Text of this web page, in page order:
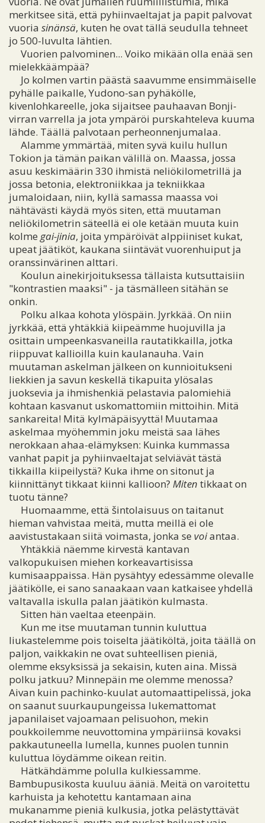
merkitsee sitä, että pyhiinvaeltajat ja papit palvovat
vuoria sinänsä, kuten he ovat tällä seudulla tehneet
jo 500-luvulta lähtien.
Vuorien palvominen... Voiko mikään olla enää sen
mielekkäämpää?
Jo kolmen vartin päästä saavumme ensimmäiselle
pyhälle paikalle, Yudono-san pyhäkölle,
kivenlohkareelle, joka sijaitsee pauhaavan Bonji-
virran varrella ja jota ympäröi purskahteleva kuuma
lähde. Täällä palvotaan perheonnenjumalaa.
Alamme ymmärtää, miten syvä kuilu hullun
Tokion ja tämän paikan välillä on. Maassa, jossa
asuu keskimäärin 330 ihmistä neliökilometrillä ja
jossa betonia, elektroniikkaa ja tekniikkaa
jumaloidaan, niin, kyllä samassa maassa voi
nähtävästi käydä myös siten, että muutaman
neliökilometrin säteellä ei ole ketään muuta kuin
kolme gai-jinia, joita ympäröivät alppiiniset kukat,
upeat jäätiköt, kaukana siintävät vuorenhuiput ja
oranssinvärinen alttari.
Koulun ainekirjoituksessa tällaista kutsuttaisiin
"kontrastien maaksi" - ja täsmälleen sitähän se
onkin.
Polku alkaa kohota ylöspäin. Jyrkkää. On niin
jyrkkää, että yhtäkkiä kiipeämme huojuvilla ja
osittain umpeenkasvaneilla rautatikkailla, jotka
riippuvat kallioilla kuin kaulanauha. Vain
muutaman askelman jälkeen on kunnioitukseni
liekkien ja savun keskellä tikapuita ylösalas
juoksevia ja ihmishenkiä pelastavia palomiehiä
kohtaan kasvanut uskomattomiin mittoihin. Mitä
sankareita! Mitä kylmäpäisyyttä! Muutamaa
askelmaa myöhemmin joku meistä saa lähes
nerokkaan ahaa-elämyksen: Kuinka kummassa
vanhat papit ja pyhiinvaeltajat selviävät tästä
tikkailla kiipeilystä? Kuka ihme on sitonut ja
kiinnittänyt tikkaat kiinni kallioon? Miten tikkaat on
tuotu tänne?
Huomaamme, että šintolaisuus on taitanut
hieman vahvistaa meitä, mutta meillä ei ole
aavistustakaan siitä voimasta, jonka se voiantaa.
Yhtäkkiä näemme kirvestä kantavan
valkopukuisen miehen korkeavartisissa
kumisaappaissa. Hän pysähtyy edessämme olevalle
jäätikölle, ei sano sanaakaan vaan katkaisee yhdellä
valtavalla iskulla palan jäätikön kulmasta.
Sitten hän vaeltaa eteenpäin.
Kun me itse muutaman tunnin kuluttua
liukastelemme pois toiselta jäätiköltä, joita täällä on
paljon, vaikkakin ne ovat suhteellisen pieniä,
olemme eksyksissä ja sekaisin, kuten aina. Missä
polku jatkuu? Minnepäin me olemme menossa?
Aivan kuin pachinko-kuulat automaattipelissä, joka
on saanut suurkaupungeissa lukemattomat
japanilaiset vajoamaan pelisuohon, mekin
poukkoilemme neuvottomina ympäriinsä kovaksi
pakkautuneella lumella, kunnes puolen tunnin
kuluttua löydämme oikean reitin.
Hätkähdämme polulla kulkiessamme.
Bambupusikosta kuuluu ääniä. Meitä on varoitettu
karhuista ja kehotettu kantamaan aina
mukanamme pieniä kulkusia, jotka pelästyttävät